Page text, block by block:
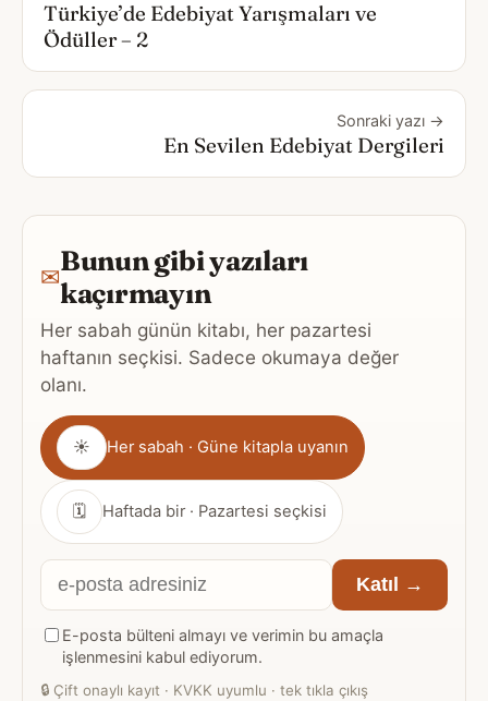
Türkiye’de Edebiyat Yarışmaları ve
Ödüller – 2
Sonraki yazı →
En Sevilen Edebiyat Dergileri
✉Bunun gibi yazıları
kaçırmayın
Her sabah günün kitabı, her pazartesi
haftanın seçkisi. Sadece okumaya değer
olanı.
Gönderim
sıklığı
☀ Her sabah · Güne kitapla uyanın
🗓 Haftada bir · Pazartesi seçkisi
E-
posta
adresiniz
Katıl →
E-posta bülteni almayı ve verimin bu amaçla
işlenmesini kabul ediyorum.
🔒 Çift onaylı kayıt · KVKK uyumlu · tek tıkla çıkış